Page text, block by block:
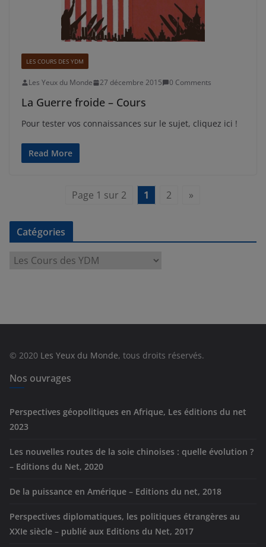
LES COURS DES YDM
Les Yeux du Monde 27 décembre 2015 0 Comments
La Guerre froide – Cours
Pour tester vos connaissances sur le sujet, cliquez ici !
Read More
Page 1 sur 2 1 2 »
Catégories
e
© 2020 Les Yeux du Monde, tous droits réservés.
Nos ouvrages
Perspectives géopolitiques en Afrique, Les éditions du net
2023
Les nouvelles routes de la soie chinoises : quelle évolution ?
– Editions du Net, 2020
De la puissance en Amérique – Editions du net, 2018
Perspectives diplomatiques, les politiques étrangères au
XXIe siècle – publié aux Editions du Net, 2017